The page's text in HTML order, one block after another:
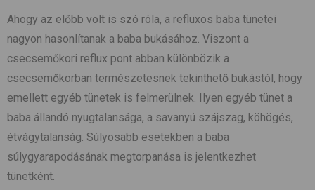
Ahogy az előbb volt is szó róla, a refluxos baba tünetei
nagyon hasonlítanak a baba bukásához. Viszont a
csecsemőkori reflux pont abban különbözik a
csecsemőkorban természetesnek tekinthető bukástól, hogy
emellett egyéb tünetek is felmerülnek. Ilyen egyéb tünet a
baba állandó nyugtalansága, a savanyú szájszag, köhögés,
étvágytalanság. Súlyosabb esetekben a baba
súlygyarapodásának megtorpanása is jelentkezhet
tünetként.